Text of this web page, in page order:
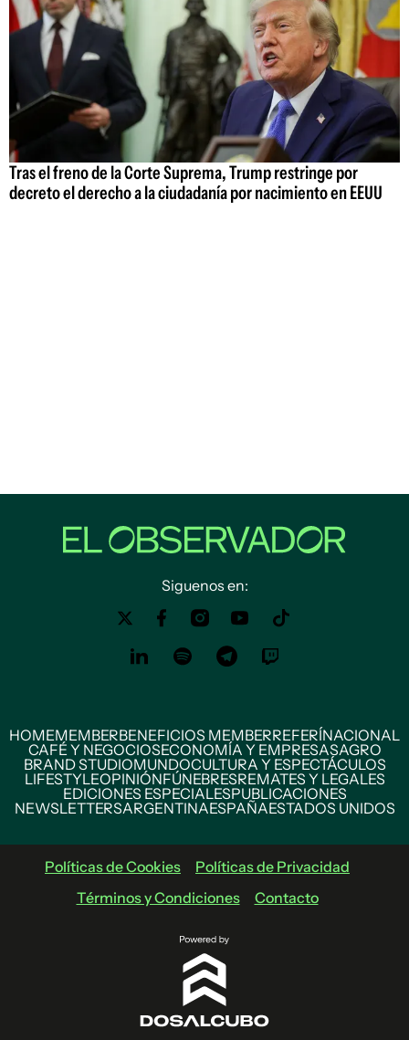
Tras el freno de la Corte Suprema, Trump restringe por
decreto el derecho a la ciudadanía por nacimiento en EEUU
Siguenos en:
HOMEMEMBERBENEFICIOS MEMBERREFERÍNACIONAL
CAFÉ Y NEGOCIOSECONOMÍA Y EMPRESASAGRO
BRAND STUDIOMUNDOCULTURA Y ESPECTÁCULOS
LIFESTYLEOPINIÓNFÚNEBRESREMATES Y LEGALES
EDICIONES ESPECIALESPUBLICACIONES
NEWSLETTERSARGENTINAESPAÑAESTADOS UNIDOS
Políticas de Cookies
Políticas de Privacidad
Términos y Condiciones
Contacto